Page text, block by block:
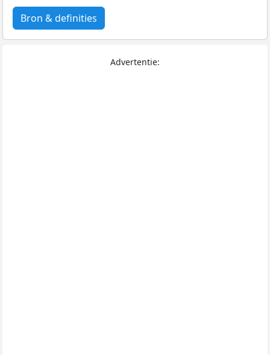
Bron & definities
Advertentie: